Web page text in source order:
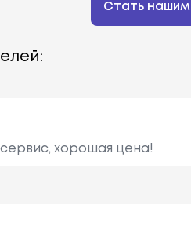
Стать
хорошая цена!